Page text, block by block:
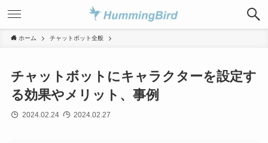
ホーム チャットボット全般
チャットボットにキャラクターを設定す
る効果やメリット、事例
2024.02.24 2024.02.27